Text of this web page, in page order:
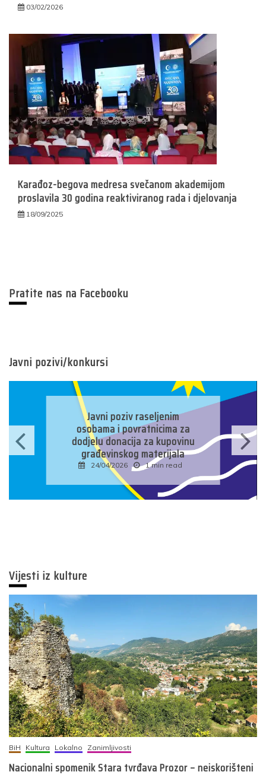
03/02/2026
Karađoz-begova medresa svečanom akademijom
proslavila 30 godina reaktiviranog rada i djelovanja
18/09/2025
Pratite nas na Facebooku
Javni pozivi/konkursi
Javni konkurs za prijavu
kandidata za imenovanje
predsjednika/zamjenika
predsjednika biračkog odbora
u osnovnim izbornim
jedinicama u Bosni i
Hercegovini
16/04/2026 1 min read
Vijesti iz kulture
BiH Kultura Lokalno Zanimljivosti
Nacionalni spomenik Stara tvrđava Prozor – neiskorišteni